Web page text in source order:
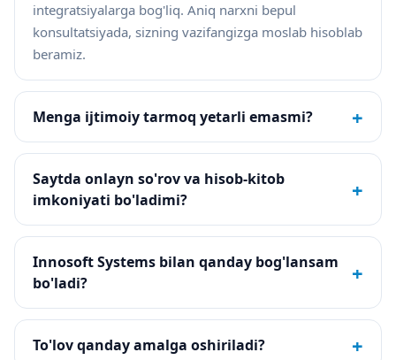
integratsiyalarga bog'liq. Aniq narxni bepul
konsultatsiyada, sizning vazifangizga moslab hisoblab
beramiz.
Menga ijtimoiy tarmoq yetarli emasmi? +
Saytda onlayn so'rov va hisob-kitob
imkoniyati bo'ladimi?
+
Innosoft Systems bilan qanday bog'lansam
bo'ladi?
+
To'lov qanday amalga oshiriladi? +